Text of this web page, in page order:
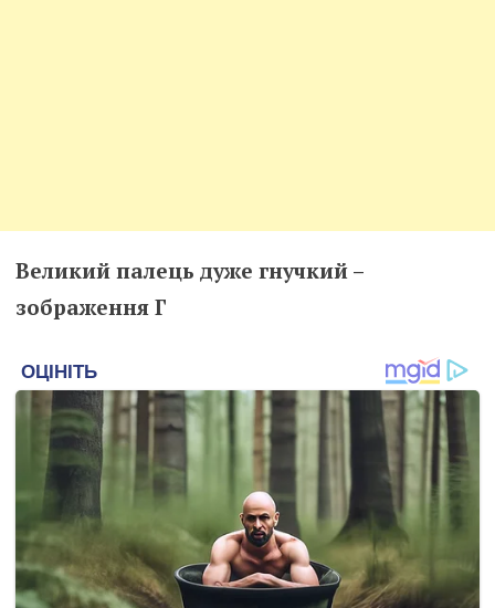
Великий палець дуже гнучкий –
зображення Г